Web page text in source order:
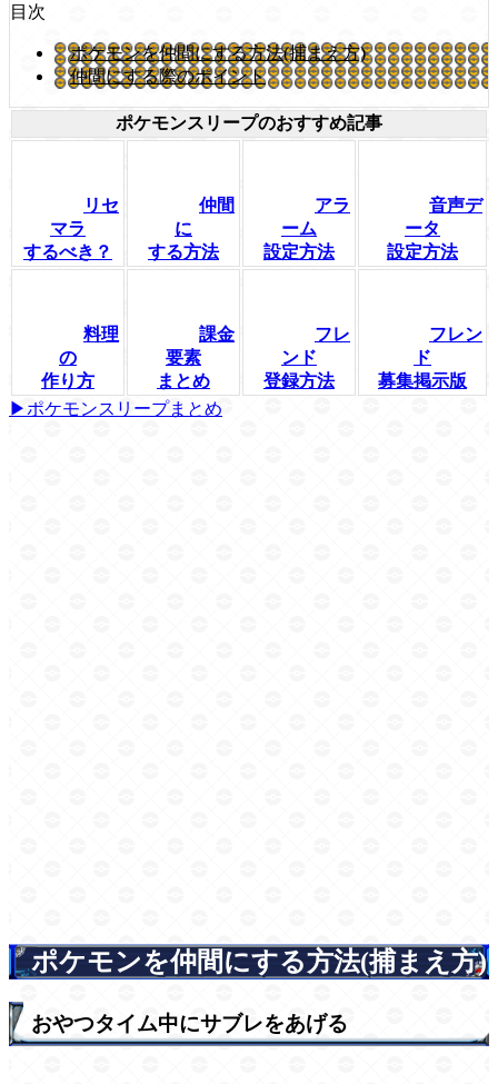
目次
ポケモンを仲間にする方法(捕まえ方)
仲間にする際のポイント
ポケモンスリープのおすすめ記事
リセ
マラ
するべき？
仲間
に
する方法
アラ
ーム
設定方法
音声デ
ータ
設定方法
料理
の
作り方
課金
要素
まとめ
フレ
ンド
登録方法
フレン
ド
募集掲示版
▶ポケモンスリープまとめ
ポケモンを仲間にする方法(捕まえ方)
おやつタイム中にサブレをあげる